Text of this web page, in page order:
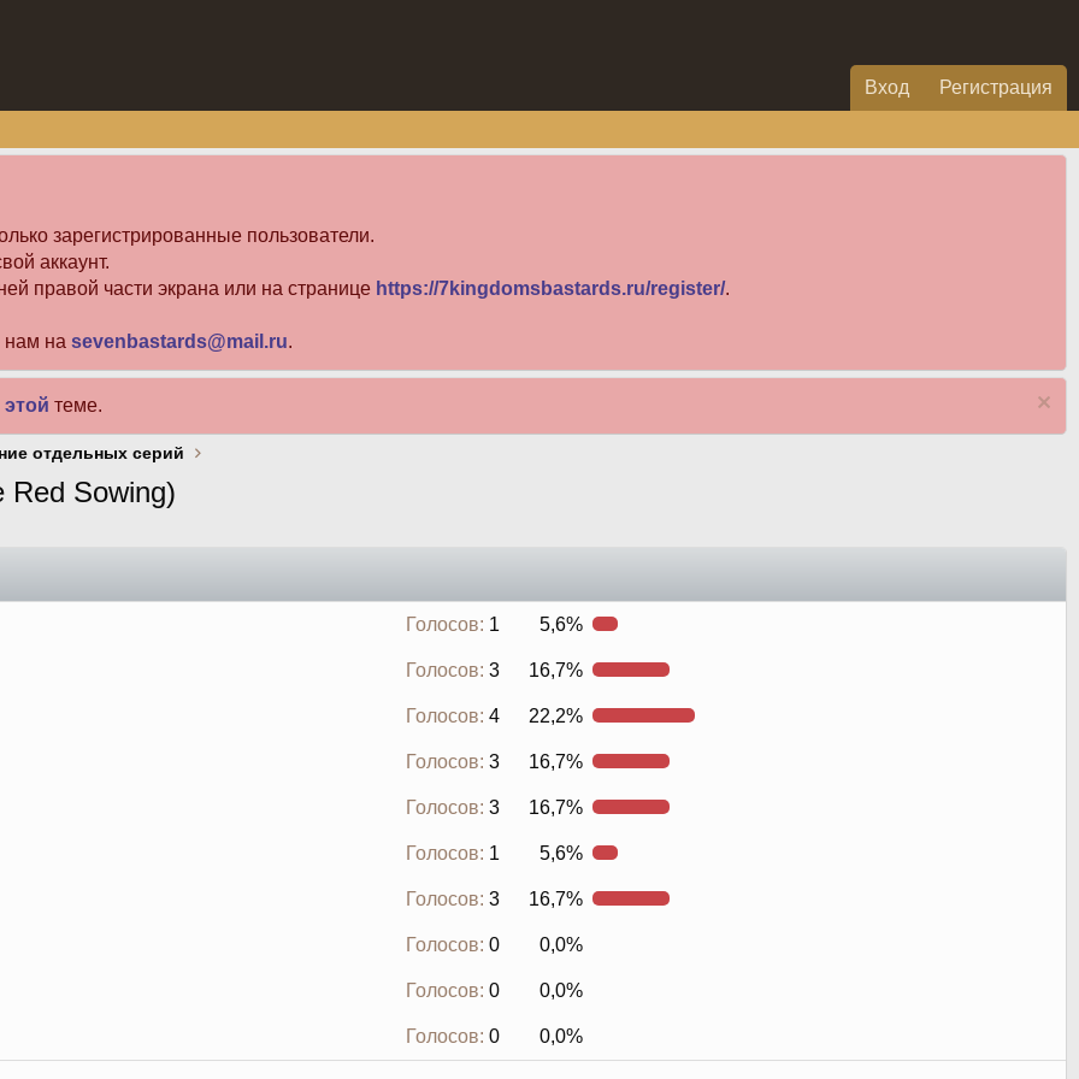
Вход Регистрация
зарегистрированные пользователи.
аккаунт.
правой части экрана или на странице https://7kingdomsbastards.ru/register/.
нам на sevenbastards@mail.ru.
этой теме.
отдельных серий
Sowing)
Голосов: 1 5,6%
Голосов: 3 16,7%
Голосов: 4 22,2%
Голосов: 3 16,7%
Голосов: 3 16,7%
Голосов: 1 5,6%
Голосов: 3 16,7%
Голосов: 0 0,0%
Голосов: 0 0,0%
Голосов: 0 0,0%